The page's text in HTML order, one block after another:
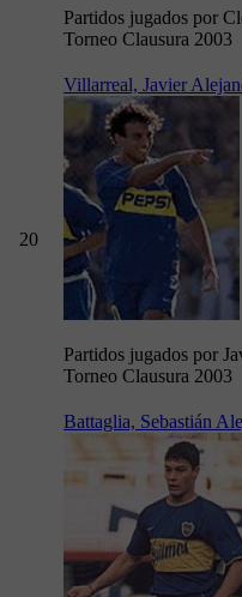
Partidos jugados por
Torneo Clausura 2003
20
Villarreal, Javier
Partidos jugados por
Torneo Clausura 2003
Battaglia, Sebastián